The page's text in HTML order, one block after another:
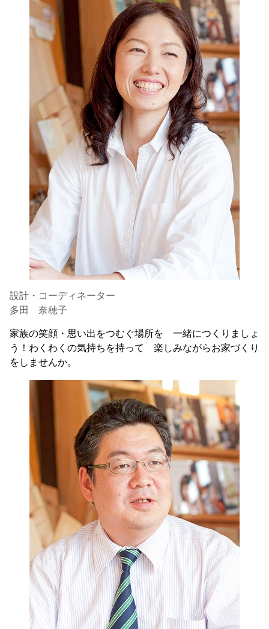
設計・コーディネーター
多田 奈穂子
家族の笑顔・思い出をつむぐ場所を 一緒につくりましょ
う！わくわくの気持ちを持って 楽しみながらお家づくり
をしませんか。